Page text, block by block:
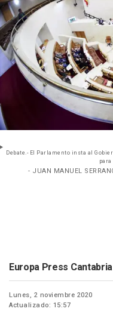
Debate.- El Parlamento insta al
- JUAN MANUEL
Europa Press Cantabria
Lunes, 2 noviembre 2020
Actualizado: 15:57